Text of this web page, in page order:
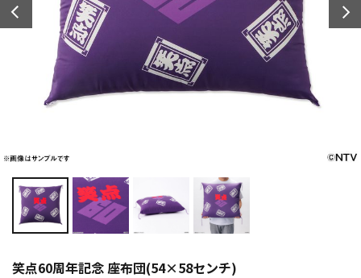
笑点60周年記念 座布団(54×58センチ)